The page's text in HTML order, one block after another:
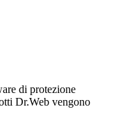
di protezione
Dr.Web vengono